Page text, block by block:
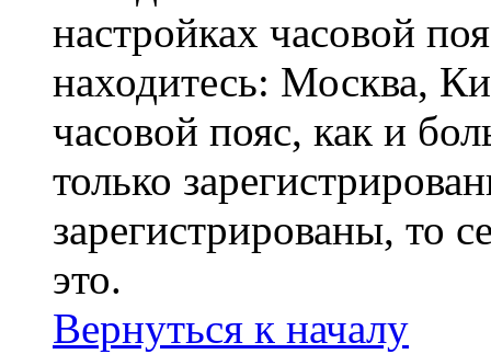
настройках часовой
находитесь: Москва,
часовой пояс, как и
только
зарегистрированы, то
это.
Вернуться к началу